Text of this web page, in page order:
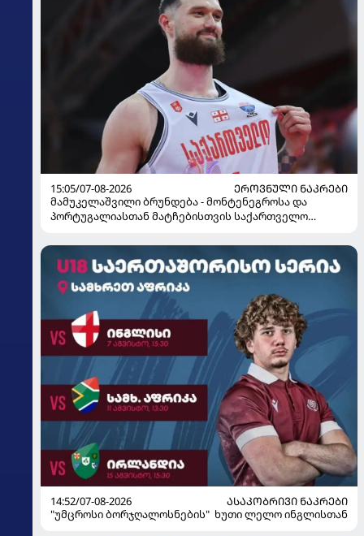
15:05/07-08-2026
ᲔᲠᲝᲕᲜᲣᲚᲘ ᲜᲐᲙᲠᲔᲑᲘ
მამუკელაშვილი ბრუნდება - მონტენეგროსა და
პორტუგალიასთან მატჩებისთვის საქართველო
14:52/07-08-2026
ᲐᲡᲐᲙᲝᲑᲠᲘᲕᲘ ᲜᲐᲙᲠᲔᲑᲘ
"უმცროსი ბორჯღალოსნების" ხუთი ლელო ინგლისთან